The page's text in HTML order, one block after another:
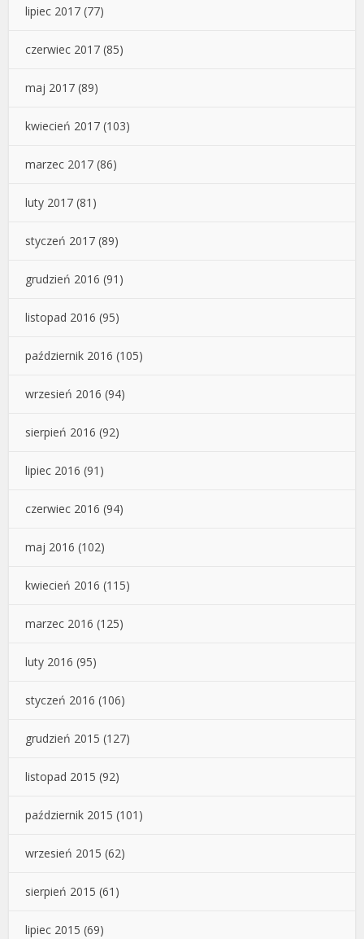
lipiec 2017 (77)
czerwiec 2017 (85)
maj 2017 (89)
kwiecień 2017 (103)
marzec 2017 (86)
luty 2017 (81)
styczeń 2017 (89)
grudzień 2016 (91)
listopad 2016 (95)
październik 2016 (105)
wrzesień 2016 (94)
sierpień 2016 (92)
lipiec 2016 (91)
czerwiec 2016 (94)
maj 2016 (102)
kwiecień 2016 (115)
marzec 2016 (125)
luty 2016 (95)
styczeń 2016 (106)
grudzień 2015 (127)
listopad 2015 (92)
październik 2015 (101)
wrzesień 2015 (62)
sierpień 2015 (61)
lipiec 2015 (69)